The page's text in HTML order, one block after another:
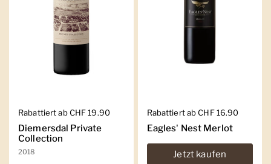
Regulärer Preis
Rabattiert ab CHF 19.90
Diemersdal Private
Collection
2018
Regulärer Preis
Rabattiert ab CHF 16.90
Eagles' Nest Merlot
Jetzt kaufen